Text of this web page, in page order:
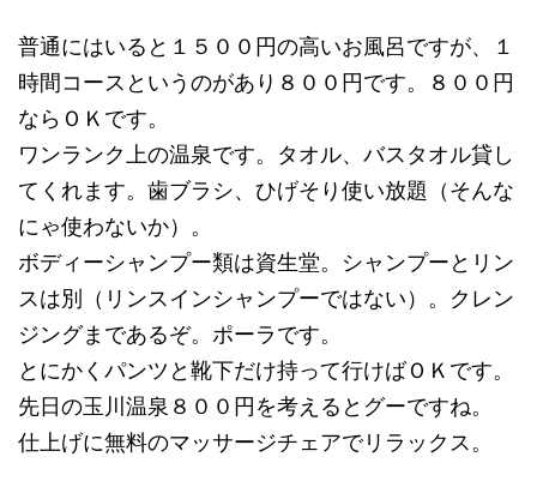
普通にはいると１５００円の高いお風呂ですが、１
時間コースというのがあり８００円です。８００円
ならＯＫです。
ワンランク上の温泉です。タオル、バスタオル貸し
てくれます。歯ブラシ、ひげそり使い放題（そんな
にゃ使わないか）。
ボディーシャンプー類は資生堂。シャンプーとリン
スは別（リンスインシャンプーではない）。クレン
ジングまであるぞ。ポーラです。
とにかくパンツと靴下だけ持って行けばＯＫです。
先日の玉川温泉８００円を考えるとグーですね。
仕上げに無料のマッサージチェアでリラックス。